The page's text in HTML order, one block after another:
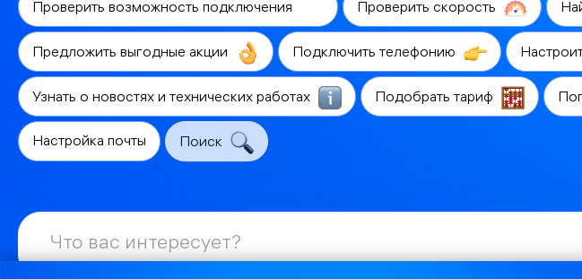
Проверить возможность подключения Проверить скорость
Предложить выгодные акции Подключить телефонию
Узнать о новостях и технических работах Подобрать тариф
Настройка почты Поиск